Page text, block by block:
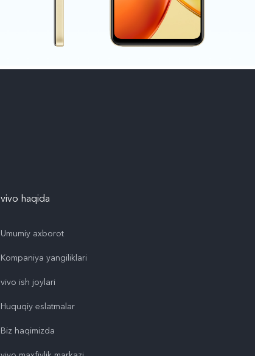
vivo haqida
Umumiy axborot
Kompaniya yangiliklari
vivo ish joylari
Huquqiy eslatmalar
Biz haqimizda